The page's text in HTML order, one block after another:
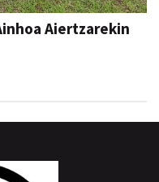
Aiertzarekin